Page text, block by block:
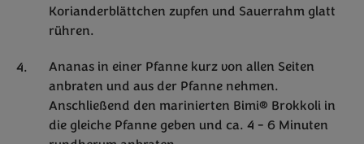
Korianderblättchen zupfen und Sauerrahm glatt
rühren.
Ananas in einer Pfanne kurz von allen Seiten
anbraten und aus der Pfanne nehmen.
Anschließend den marinierten Bimi® Brokkoli in
die gleiche Pfanne geben und ca. 4 - 6 Minuten